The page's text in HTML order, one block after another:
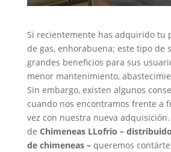
Si recientemente has adquirido tu
de gas, enhorabuena; este tipo de
grandes beneficios para sus
menor mantenimiento,
Sin embargo, existen algunos
cuando nos encontramos frente a
vez con nuestra nueva
de Chimeneas LLofrio –
de chimeneas –queremos